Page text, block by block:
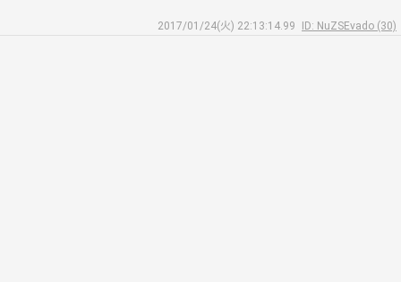
2017/01/24(火) 22:13:14.99
ID: NuZSEvado (30)